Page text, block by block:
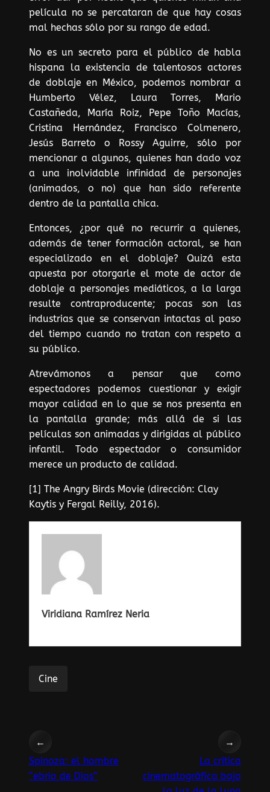
película no se percataran de que hay cosas
mal hechas sólo por su rango de edad.
No es un secreto para el público de habla
hispana la existencia de talentosos actores
de doblaje en México, podemos nombrar a
Humberto Vélez, Laura Torres, Mario
Castañeda, María Roiz, Pepe Toño Macías,
Cristina Hernández, Francisco Colmenero,
Jesús Barreto o Rossy Aguirre, sólo por
mencionar a algunos, quienes han dado voz
a una inolvidable infinidad de personajes
(animados, o no) que han sido referente
dentro de la pantalla chica.
Entonces, ¿por qué no recurrir a quienes,
además de tener formación actoral, se han
especializado en el doblaje? Quizá esta
apuesta por otorgarle el mote de actor de
doblaje a personajes mediáticos, a la larga
resulte contraproducente; pocas son las
industrias que se conservan intactas al paso
del tiempo cuando no tratan con respeto a
su público.
Atrevámonos a pensar que como
espectadores podemos cuestionar y exigir
mayor calidad en lo que se nos presenta en
la pantalla grande; más allá de si las
películas son animadas y dirigidas al público
infantil. Todo espectador o consumidor
merece un producto de calidad.
[1] The Angry Birds Movie (dirección: Clay
Kaytis y Fergal Reilly, 2016).
Viridiana Ramírez Neria
Cine
←
Spinoza: el hombre
“ebrio de Dios”
La crítica
cinematográfica bajo
→